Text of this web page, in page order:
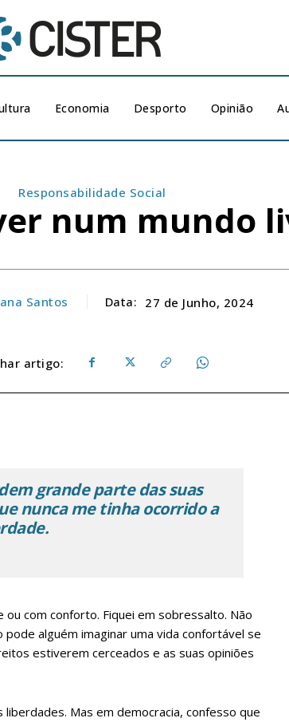
Economia Desporto Opinião
Responsabilidade Social
num mundo
Santos Data: 27 de Junho, 2024
artigo:
grande parte das suas
nunca me tinha ocorrido a
com conforto. Fiquei em sobressalto. Não
alguém imaginar uma vida confortável se
estiverem cerceados e as suas opiniões
Mas em democracia, confesso que